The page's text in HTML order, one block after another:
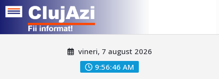
vineri, 7 august 2026
9:56:49 AM